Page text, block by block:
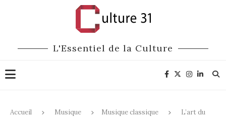
L'Essentiel de la Culture
Accueil Musique Musique classique
L’art du